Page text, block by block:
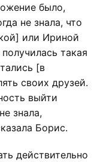
было,
не знала, что
или Ириной
такая
[в
своих друзей.
выйти
знала,
Борис.
действительно